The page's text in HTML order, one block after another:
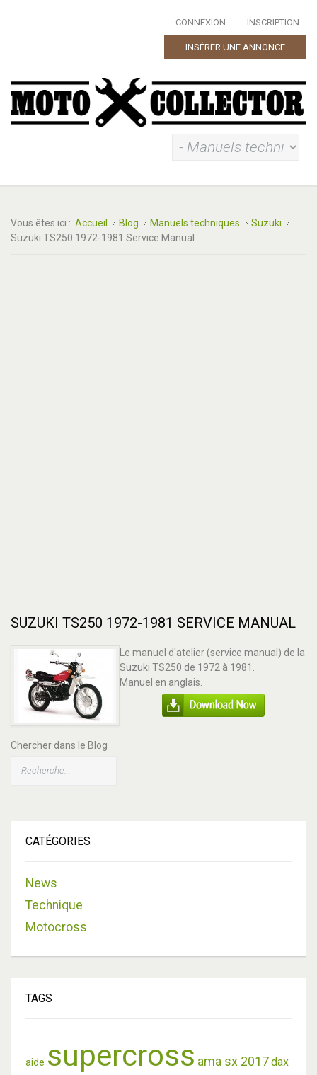
CONNEXION INSCRIPTION
INSÉRER UNE ANNONCE
Vous êtes ici : Accueil Blog Manuels techniques
Suzuki
Suzuki TS250 1972-1981 Service Manual
SUZUKI TS250 1972-1981 SERVICE MANUAL
Le manuel d'atelier (service manual) de la
Suzuki TS250 de 1972 à 1981.
Manuel en anglais.
Chercher dans le Blog
CATÉGORIES
News
Technique
Motocross
TAGS
aide supercross ama sx 2017dax